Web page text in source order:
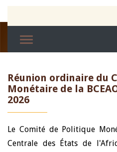
Réunion ordinaire du
Monétaire de la
2026
Le Comité de Politique
Centrale des États de